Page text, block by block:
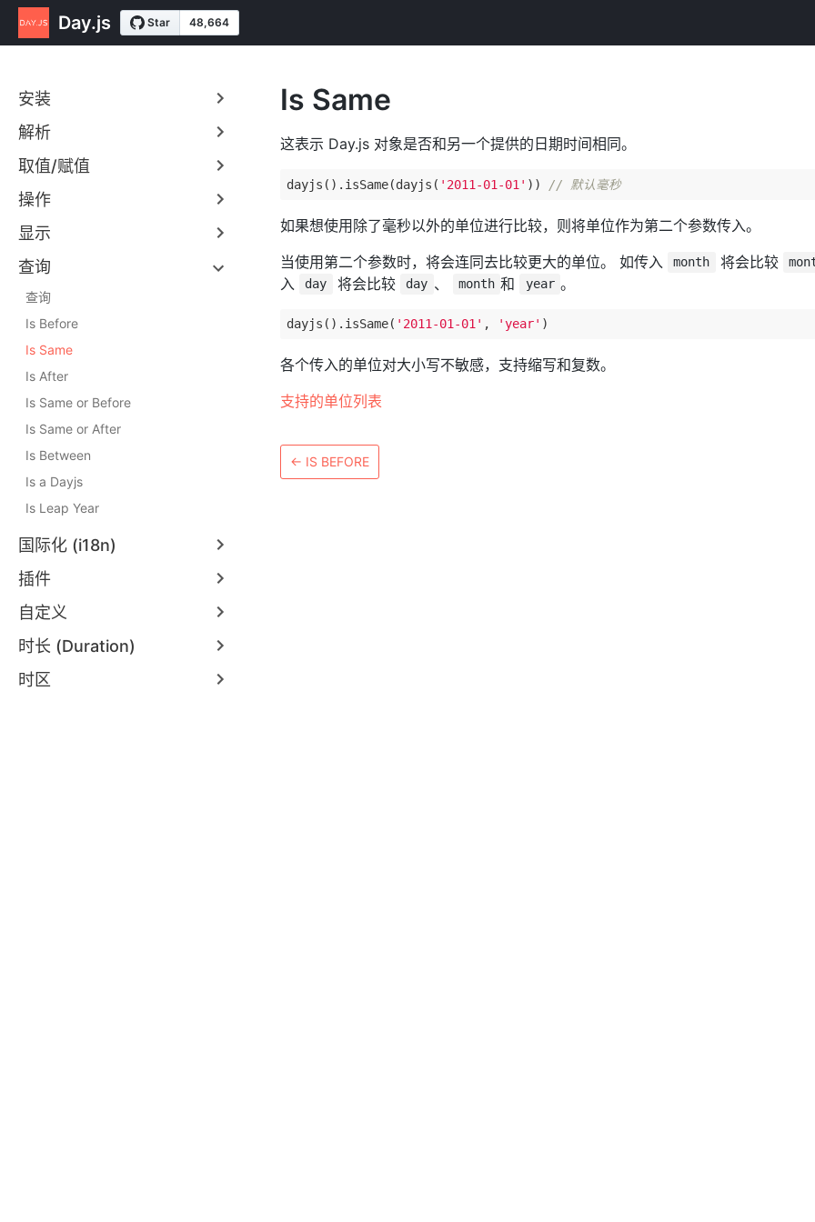
Day.js
安装
解析
取值/赋值
操作
显示
查询
查询
Is Before
Is Same
Is After
Is Same or Before
Is Same or After
Is Between
Is a Dayjs
Is Leap Year
国际化 (i18n)
插件
自定义
时长 (Duration)
时区
Is Same
这表示 Day.js 对象是否和另一个提供的日期时间相同。
dayjs().isSame(dayjs( '2011-01-01' )) // 默认毫秒
如果想使用除了毫秒以外的单位进行比较，则将单位作为第二个参数传入。
当使用第二个参数时，将会连同去比较更大的单位。 如传入
month 将会比较
入
day 将会比较 day 、 month 和 year 。
dayjs().isSame( '2011-01-01' , 'year'
各个传入的单位对大小写不敏感，支持缩写和复数。
支持的单位列表
← IS BEFORE